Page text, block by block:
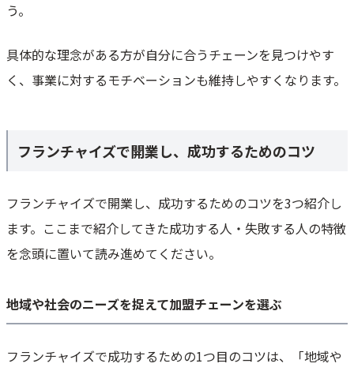
う。
具体的な理念がある方が自分に合うチェーンを見つけやす
く、事業に対するモチベーションも維持しやすくなります。
フランチャイズで開業し、成功するためのコツ
フランチャイズで開業し、成功するためのコツを3つ紹介し
ます。ここまで紹介してきた成功する人・失敗する人の特徴
を念頭に置いて読み進めてください。
地域や社会のニーズを捉えて加盟チェーンを選ぶ
フランチャイズで成功するための1つ目のコツは、「地域や